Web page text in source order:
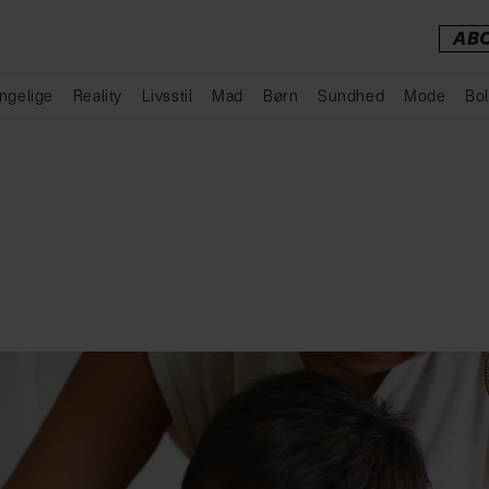
Reality Livsstil Mad Børn Sundhed Mode